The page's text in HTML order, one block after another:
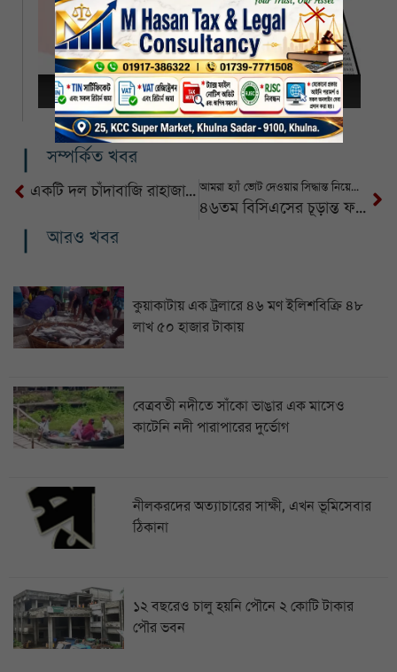
সম্পর্কিত খবর
একটি দল চাঁদাবাজি রাহাজানিতে আমাদের জীবন দূর্বিসহ করে তুলেছে আমরা হ্যাঁ ভোট দেওয়ার সিদ্ধান্ত নিয়েছি: মির্জা ফখরুল
৪৬তম বিসিএসের চূড়ান্ত ফল, ১৪৫৭ প্রার্থীকে নিয়োগে সুপারিশ
আরও খবর
কুয়াকাটায় এক ট্রলারে ৪৬ মণ ইলিশবিক্রি ৪৮
লাখ ৫০ হাজার টাকায়
বেত্রবতী নদীতে সাঁকো ভাঙার এক মাসেও
কাটেনি নদী পারাপারের দুর্ভোগ
নীলকরদের অত্যাচারের সাক্ষী, এখন ভূমিসেবার
ঠিকানা
১২ বছরেও চালু হয়নি পৌনে ২ কোটি টাকার
পৌর ভবন